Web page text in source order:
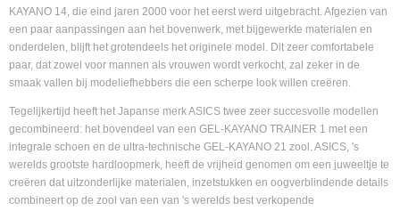
KAYANO 14, die eind jaren 2000 voor het eerst werd uitgebracht. Afgezien van
een paar aanpassingen aan het bovenwerk, met bijgewerkte materialen en
onderdelen, blijft het grotendeels het originele model. Dit zeer comfortabele
paar, dat zowel voor mannen als vrouwen wordt verkocht, zal zeker in de
smaak vallen bij modeliefhebbers die een scherpe look willen creëren.
Tegelijkertijd heeft het Japanse merk ASICS twee zeer succesvolle modellen
gecombineerd: het bovendeel van een GEL-KAYANO TRAINER 1 met een
integrale schoen en de ultra-technische GEL-KAYANO 21 zool. ASICS, 's
werelds grootste hardloopmerk, heeft de vrijheid genomen om een juweeltje te
creëren dat uitzonderlijke materialen, inzetstukken en oogverblindende details
combineert op de zool van een van 's werelds best verkopende